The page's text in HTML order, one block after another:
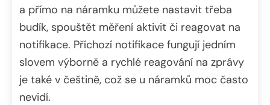
a přímo na náramku můžete nastavit třeba
budík, spouštět měření aktivit či reagovat na
notifikace. Příchozí notifikace fungují jedním
slovem výborně a rychlé reagování na zprávy
je také v češtině, což se u náramků moc často
nevidí.